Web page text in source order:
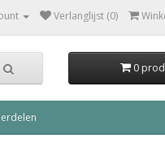
Verlanglijst (0)
0